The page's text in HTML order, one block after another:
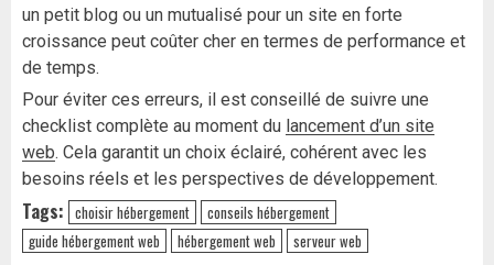
un petit blog ou un mutualisé pour un site en forte
croissance peut coûter cher en termes de performance et
de temps.
Pour éviter ces erreurs, il est conseillé de suivre une
checklist complète au moment du lancement d’un site
web. Cela garantit un choix éclairé, cohérent avec les
besoins réels et les perspectives de développement.
Tags: choisir hébergement
conseils hébergement
guide hébergement web
hébergement web serveur web